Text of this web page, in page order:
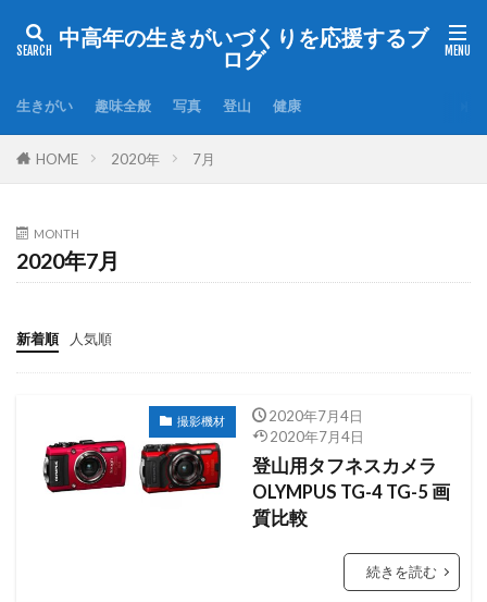
中高年の生きがいづくりを応援するブ
ログ
生きがい 趣味全般 写真 登山 健康
HOME 2020年 7月
MONTH
2020年7月
新着順 人気順
撮影機材
2020年7月4日
2020年7月4日
登山用タフネスカメラ
OLYMPUS TG-4 TG-5 画
質比較
続きを読む